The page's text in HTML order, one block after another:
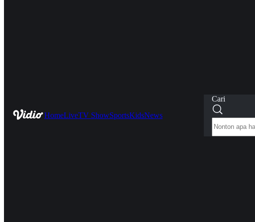
HomeLiveTV ShowSportsKidsNews
Cari